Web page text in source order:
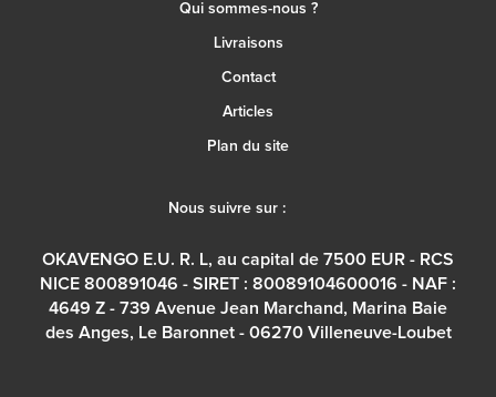
Qui sommes-nous ?
Livraisons
Contact
Articles
Plan du site
Nous suivre sur :
OKAVENGO E.U. R. L, au capital de 7500 EUR - RCS
NICE 800891046 - SIRET : 80089104600016 - NAF :
4649 Z - 739 Avenue Jean Marchand, Marina Baie
des Anges, Le Baronnet - 06270 Villeneuve-Loubet